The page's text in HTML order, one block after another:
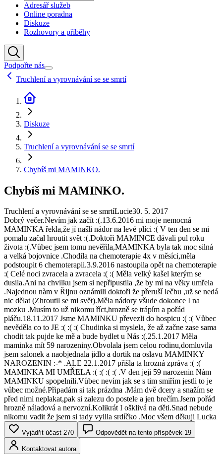
Adresář služeb
Online poradna
Diskuze
Rozhovory a příběhy
Podpořte nás
Truchlení a vyrovnávání se se smrtí
Diskuze
Truchlení a vyrovnávání se se smrtí
Chybíš mi MAMINKO.
Chybíš mi MAMINKO.
Truchlení a vyrovnávání se se smrtíLucie30. 5. 2017
Dobrý večer.Nevím jak začít :(.13.6.2016 mi moje nemocná
MAMINKA řekla,že jí našli nádor na levé plíci :( V ten den se mi
pomalu začal hroutit svět :(.Doktoři MAMINCE dávali pul roku
života :(.Vůbec jsem tomu nevěřila,MAMINKA byla tak moc silná
a velká bojovnice .Chodila na chemoterapie 4x v měsíci,měla
podstoupit 6 chemoterapii.3.9.2016 nastoupila opět na chemoterapie
:( Celé noci zvracela a zvracela :( :( Měla velký kašel kterým se
dusila.Ani na chvilku jsem si nepřipustila ,že by mi na věky umřela
.Najednou nàm v Řijnu oznámili doktoři že přeruší lečbu ,už se nedá
nic dělat (Zhroutil se mi svět).Měla nádory všude dokonce I na
mozku .Musím to už nikomu říct,hrozně se trápím a pořád
pláču.18.11.2017 Jsme MAMINKU převezli do hospicu :( :( Vůbec
nevěděla co to JE :( :( :( Chudinka si myslela, že až začne zase sama
chodit tak pujde ke mě a bude bydlet u Nás :(.25.1.2017 Měla
maminka mít 59 narozeniny.Obvolala jsem celou rodinu,domluvila
jsem salonek a naobjednala jidlo a dortik na oslavu MAMINKY
NAROZENIN :-* .ALE 22.1.2017 přišla ta hrozná zpráva :( :(
MAMINKA MI UMŘELA :( :( :( :( .V den jeji 59 narozenin Nám
MAMINKU spopelnili.Vůbec nevím jak se s tim smiřím jestli to je
vůbec možné.Připadám si tak prázdna .Mám dvě dcery a snažím se
před nimi neplakat,pak si zalezu do postele a jen brečím.Jsem pořád
hrozně náladová a nervozní.Kolikrát I ošklivá na děti.Snad nebude
nikomu vadit že jsem si tady vylila srdíčko .Moc všem děkuji Lucka
Vyjádřit účast 270 Odpovědět na tento příspěvek 19
Kontaktovat autora